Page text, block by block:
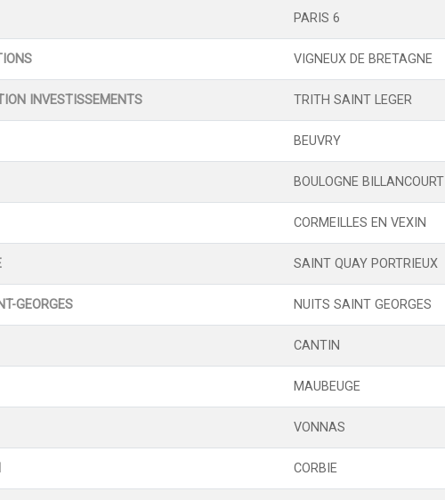
PARIS 6
VIGNEUX DE BRETAGNE
INVESTISSEMENTS TRITH SAINT LEGER
BEUVRY
BOULOGNE BILLANCOURT
CORMEILLES EN VEXIN
SAINT QUAY PORTRIEUX
GEORGES NUITS SAINT GEORGES
CANTIN
MAUBEUGE
VONNAS
CORBIE